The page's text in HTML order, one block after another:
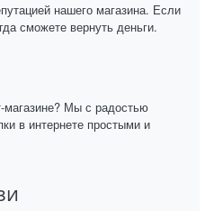
нашего магазина. Если
сможете вернуть деньги.
магазине? Мы с радостью
в интернете простыми и